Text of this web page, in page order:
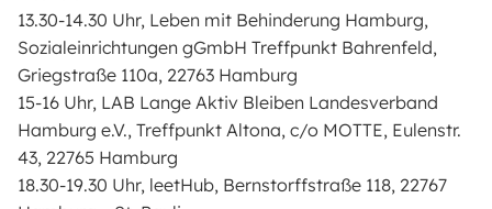
13.30-14.30 Uhr, Leben mit Behinderung Hamburg,
Sozialeinrichtungen gGmbH Treffpunkt Bahrenfeld,
Griegstraße 110a, 22763 Hamburg
15-16 Uhr, LAB Lange Aktiv Bleiben Landesverband
Hamburg e.V., Treffpunkt Altona, c/o MOTTE, Eulenstr.
43, 22765 Hamburg
18.30-19.30 Uhr, leetHub, Bernstorffstraße 118, 22767